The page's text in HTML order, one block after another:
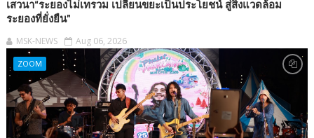
เสวนา“ระยองไม่เทรวม เปลี่ยนขยะเป็นประโยชน์ สู่สิ่งแวดล้อม
ระยองที่ยั่งยืน”
MSK-NEWS Aug 06, 2026
ZOOM